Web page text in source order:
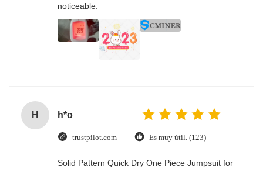
noticeable.
H h*o
trustpilot.com Es muy útil. (123)
Solid Pattern Quick Dry One Piece Jumpsuit for